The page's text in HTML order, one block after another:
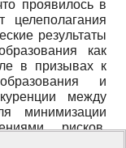
проявилось в
результаты
как
в призывах к
и
между
минимизации
рисков,